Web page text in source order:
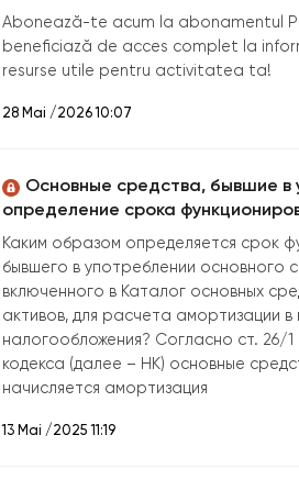
Abonează-te acum la abonamentul
beneficiază de acces complet la
resurse utile pentru activitatea ta!
28 Mai /2026 10:07
Основные средства, бывшие в
определение срока
Каким образом определяется срок
бывшего в употреблении основного
включенного в Каталог основных
активов, для расчета амортизации в
налогообложения? Согласно ст. 26/1
кодекса (далее – НК) основные
начисляется амортизация
13 Mai /2025 11:19